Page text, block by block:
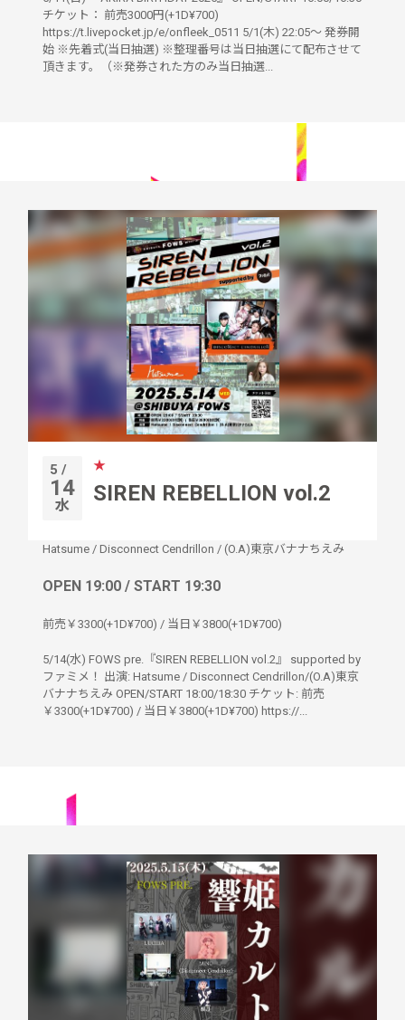
チケット： 前売3000円(+1D¥700)
https://t.livepocket.jp/e/onfleek_0511 5/1(木) 22:05〜 発券開
始 ※先着式(当日抽選) ※整理番号は当日抽選にて配布させて
頂きます。（※発券された方のみ当日抽選...
5 /
14
水
★
SIREN REBELLION vol.2
Hatsume / Disconnect Cendrillon / (O.A)東京バナナちえみ
OPEN 19:00 / START 19:30
前売￥3300(+1D¥700) / 当日￥3800(+1D¥700)
5/14(水) FOWS pre.『SIREN REBELLION vol.2』 supported by
ファミメ！ 出演: Hatsume / Disconnect Cendrillon/(O.A)東京
バナナちえみ OPEN/START 18:00/18:30 チケット: 前売
￥3300(+1D¥700) / 当日￥3800(+1D¥700) https://...